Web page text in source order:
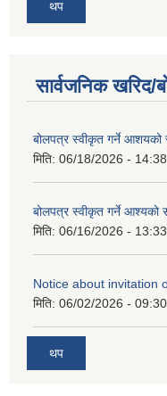
थप
सार्वजनिक खरिद/
बोलपत्र स्वीकृत गर्ने आशयको
मिति: 06/18/2026 - 14:38
बोलपत्र स्वीकृत गर्ने आश्यको
मिति: 06/16/2026 - 13:33
Notice about invitation
मिति: 06/02/2026 - 09:30
थप